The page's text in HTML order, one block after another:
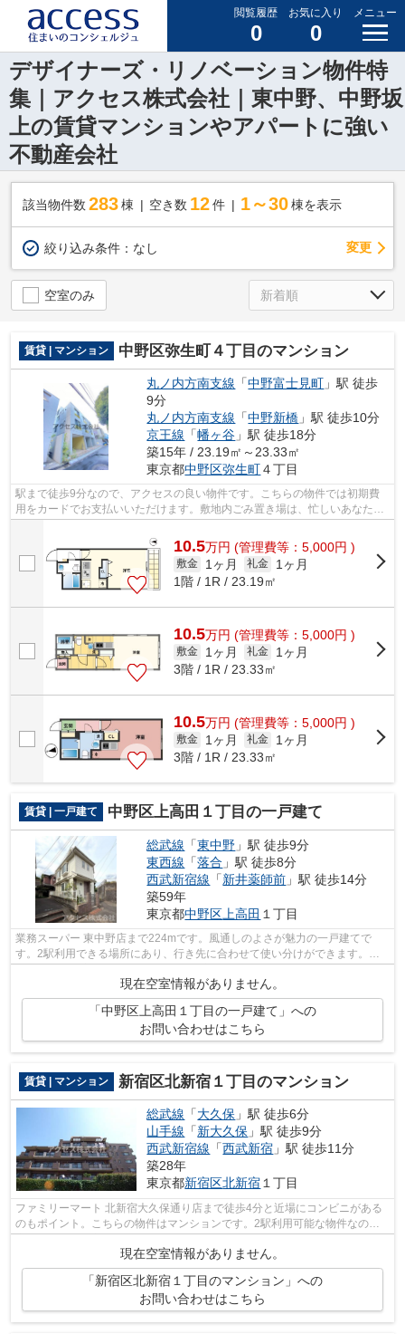
閲覧履歴
0
お気に入り
0
メニュー
デザイナーズ・リノベーション物件特
集｜アクセス株式会社｜東中野、中野坂
上の賃貸マンションやアパートに強い
不動産会社
該当物件数 283棟 空き数 12 件 1～30 棟を表示
絞り込み条件： なし 変更
空室のみ
賃貸 | マンション 中野区弥生町４丁目のマンション
丸ノ内方南支線 「中野富士見町 」駅 徒歩
9分
丸ノ内方南支線 「中野新橋 」駅 徒歩10分
京王線 「幡ヶ谷 」駅 徒歩18分
築15年 / 23.19㎡～23.33㎡
東京都中野区弥生町４丁目
駅まで徒歩9分なので、アクセスの良い物件です。こちらの物件では初期費
用をカードでお支払いいただけます。敷地内ごみ置き場は、忙しいあなたに
10.5万円 (管理費等：5,000円 )
敷金 1ヶ月 礼金
1ヶ月
1階 / 1R / 23.19㎡
10.5万円 (管理費等：5,000円 )
敷金 1ヶ月 礼金
1ヶ月
3階 / 1R / 23.33㎡
10.5万円 (管理費等：5,000円 )
敷金 1ヶ月 礼金
1ヶ月
3階 / 1R / 23.33㎡
賃貸 | 一戸建て 中野区上高田１丁目の一戸建て
総武線 「東中野 」駅 徒歩9分
東西線 「落合 」駅 徒歩8分
西武新宿線 「新井薬師前 」駅 徒歩14分
築59年
東京都中野区 上高田 １丁目
業務スーパー 東中野店まで224mです。風通しのよさが魅力の一戸建てで
す。2駅利用できる場所にあり、行き先に合わせて使い分けができます。戸
現在空室情報がありません。
「中野区上高田１丁目の一戸建て」への
お問い合わせはこちら
賃貸 | マンション 新宿区北新宿１丁目のマンション
総武線 「大久保 」駅 徒歩6分
山手線 「新大久保 」駅 徒歩9分
西武新宿線 「西武新宿 」駅 徒歩11分
築28年
東京都新宿区北新宿１丁目
ファミリーマート 北新宿大久保通り店まで徒歩4分と近場にコンビニがある
のもポイント。こちらの物件はマンションです。2駅利用可能な物件なので
交通の利便性が良いのが魅力です。駅か...
現在空室情報がありません。
「新宿区北新宿１丁目のマンション」への
お問い合わせはこちら